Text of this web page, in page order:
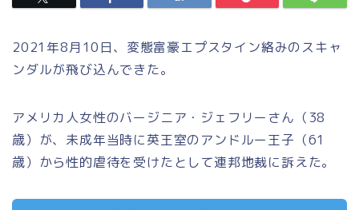
2021年8月10日、変態富豪エプスタイン絡みのスキャ
ンダルが飛び込んできた。
アメリカ人女性のバージニア・ジェフリーさん（38
歳）が、未成年当時に英王室のアンドルー王子（61
歳）から性的虐待を受けたとして連邦地裁に訴えた。